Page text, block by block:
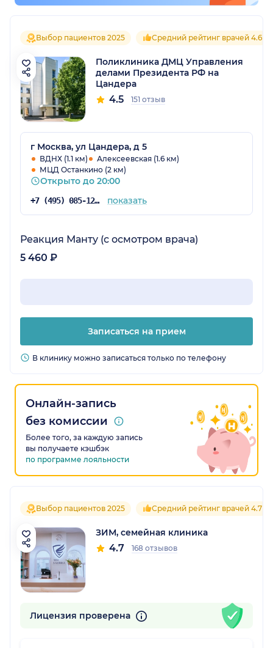
Выбор пациентов 2025 Средний рейтинг врачей 4.6
Поликлиника ДМЦ Управления
делами Президента РФ на
Цандера
4.5 151 отзыв
г Москва, ул Цандера, д 5
ВДНХ (1.1 км)
Алексеевская (1.6 км)
МЦД Останкино (2 км)
Открыто до 20:00
+7 (495) 085-12-73 показать
Реакция Манту (с осмотром врача)
5 460 ₽
Записаться на прием
В клинику можно записаться только по телефону
Онлайн-запись
без комиссии
Более того, за каждую запись
вы получаете кэшбэк
по программе лояльности
Выбор пациентов 2025 Средний рейтинг врачей 4.7
ЗИМ, семейная клиника
4.7 168 отзывов
Лицензия проверена